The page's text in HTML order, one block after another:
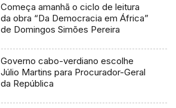
Começa amanhã o ciclo de leitura
da obra “Da Democracia em África”
de Domingos Simões Pereira
Governo cabo-verdiano escolhe
Júlio Martins para Procurador-Geral
da República